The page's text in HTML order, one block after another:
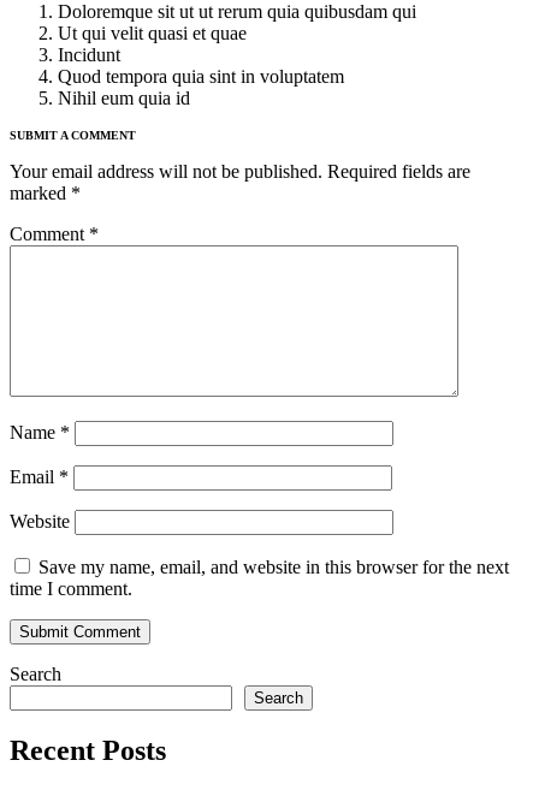
Doloremque sit ut ut rerum quia quibusdam qui
Ut qui velit quasi et quae
Incidunt
Quod tempora quia sint in voluptatem
Nihil eum quia id
SUBMIT A COMMENT
Your email address will not be published. Required fields are
marked *
Comment *
Name *
Email *
Website
Save my name, email, and website in this browser for the next
time I comment.
Search
Search
Recent Posts